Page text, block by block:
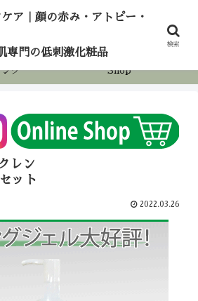
粧品
グ Shop
レン
ット
2022.03.26
ア｜顔の赤み・アトピー・
専門の低刺激化粧品
検索